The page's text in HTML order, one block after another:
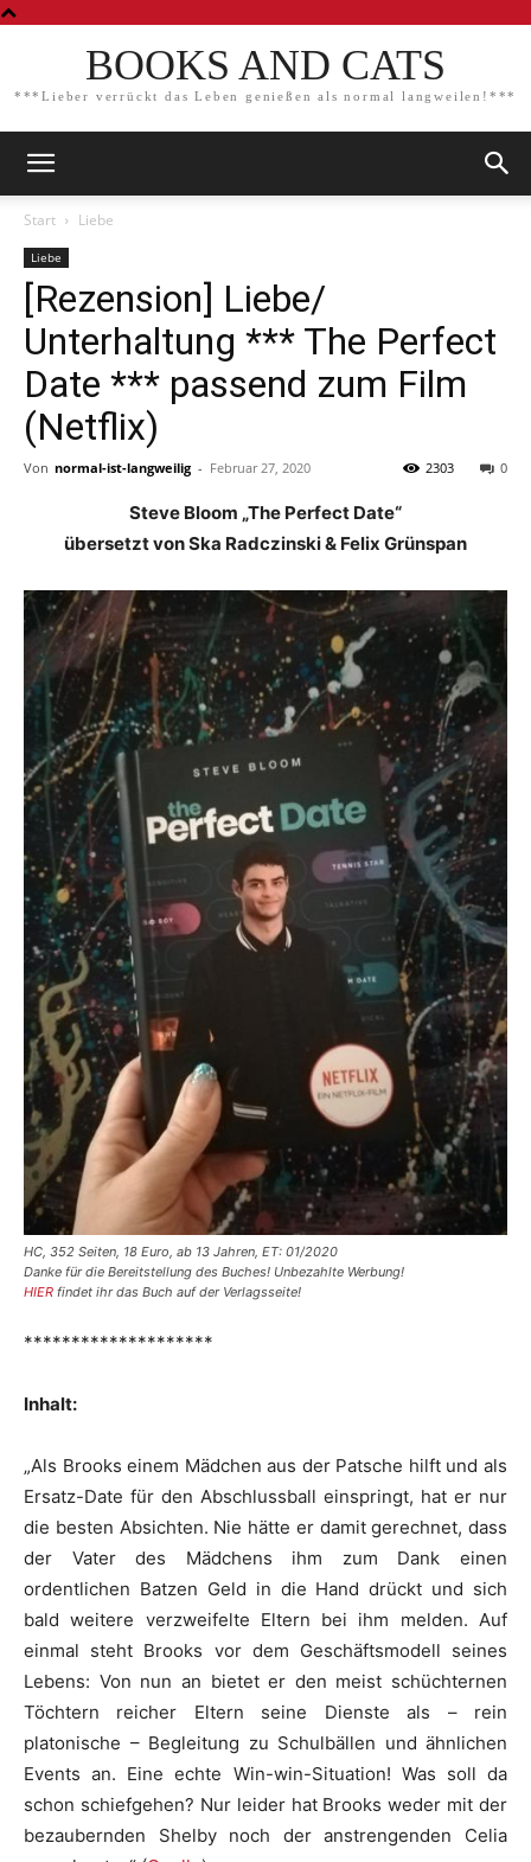
BOOKS AND CATS
***Lieber verrückt das Leben genießen als normal langweilen!***
Start Liebe
Liebe
[Rezension] Liebe/
Unterhaltung *** The Perfect
Date *** passend zum Film
(Netflix)
Von normal-ist-langweilig - Februar 27, 2020 0
2303
Steve Bloom „The Perfect Date“
übersetzt von Ska Radczinski & Felix Grünspan
HC, 352 Seiten, 18 Euro, ab 13 Jahren, ET: 01/2020
Danke für die Bereitstellung des Buches! Unbezahlte Werbung!
HIER findet ihr das Buch auf der Verlagsseite!
********************
Inhalt:
„Als Brooks einem Mädchen aus der Patsche hilft und als
Ersatz-Date für den Abschlussball einspringt, hat er nur
die besten Absichten. Nie hätte er damit gerechnet, dass
der Vater des Mädchens ihm zum Dank einen
ordentlichen Batzen Geld in die Hand drückt und sich
bald weitere verzweifelte Eltern bei ihm melden. Auf
einmal steht Brooks vor dem Geschäftsmodell seines
Lebens: Von nun an bietet er den meist schüchternen
Töchtern reicher Eltern seine Dienste als – rein
platonische – Begleitung zu Schulbällen und ähnlichen
Events an. Eine echte Win-win-Situation! Was soll da
schon schiefgehen? Nur leider hat Brooks weder mit der
bezaubernden Shelby noch der anstrengenden Celia